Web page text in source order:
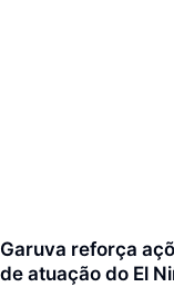
Garuva reforça
de atuação do El